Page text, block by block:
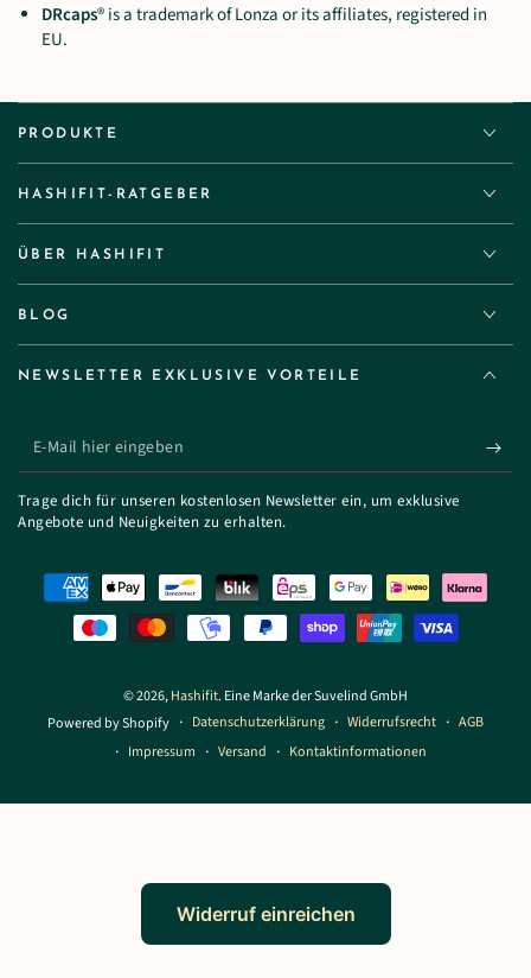
DRcaps® is a trademark of Lonza or its affiliates, registered in
EU.
PRODUKTE
HASHIFIT-RATGEBER
ÜBER HASHIFIT
BLOG
NEWSLETTER EXKLUSIVE VORTEILE
Mail
hier
Trage dich für unseren kostenlosen Newsletter ein, um exklusive
Angebote und Neuigkeiten zu erhalten.
© 2026,Hashifit. Eine Marke der Suvelind GmbH
Powered by Shopify
Datenschutzerklärung Widerrufsrecht
AGB
Impressum
Versand Kontaktinformationen
Zahlungsmöglichkeiten
Widerruf einreichen